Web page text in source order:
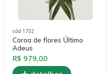
cód 1702
Coroa de flores Último
Adeus
R$ 979,00